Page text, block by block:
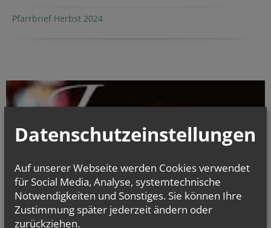
Pfarrbrief Herbst 2024
Datenschutzeinstellungen
Auf unserer Webseite werden Cookies verwendet
für Social Media, Analyse, systemtechnische
Notwendigkeiten und Sonstiges. Sie können Ihre
Zustimmung später jederzeit ändern oder
zurückziehen.